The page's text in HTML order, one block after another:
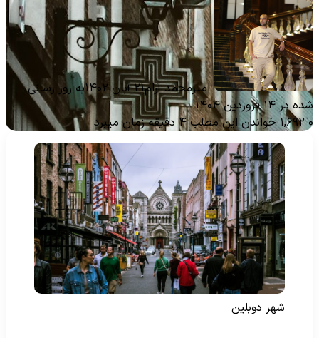
امیرمحمد آرام۲۱ آبان ۱۴۰۲
به روز رسانی
در ۱۴ فروردین ۱۴۰۴
خواندن این مطلب ۴ دقیقه زمان میبرد
شهر دوبلین